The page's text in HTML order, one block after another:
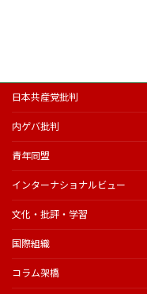
日本共産党批判
内ゲバ批判
青年同盟
インターナショナルビュー
文化・批評・学習
国際組織
コラム架橋